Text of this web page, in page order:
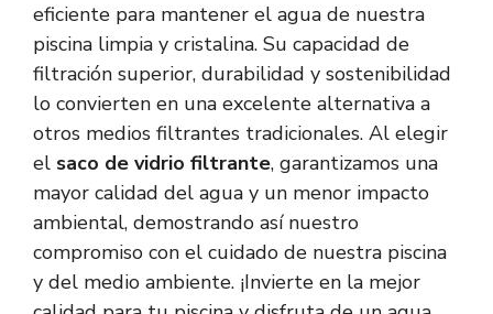
eficiente para mantener el agua de nuestra
piscina limpia y cristalina. Su capacidad de
filtración superior, durabilidad y sostenibilidad
lo convierten en una excelente alternativa a
otros medios filtrantes tradicionales. Al elegir
el saco de vidrio filtrante, garantizamos una
mayor calidad del agua y un menor impacto
ambiental, demostrando así nuestro
compromiso con el cuidado de nuestra piscina
y del medio ambiente. ¡Invierte en la mejor